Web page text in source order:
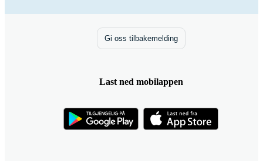
Gi oss tilbakemelding
Last ned mobilappen